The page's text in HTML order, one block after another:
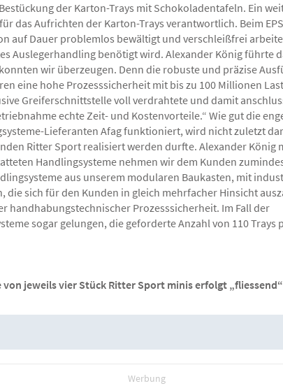
der Karton-Trays mit Schokoladentafeln. Ein
das Aufrichten der Karton-Trays verantwortlich. Beim
auf Dauer problemlos bewältigt und verschleißfrei
Auslegerhandling benötigt wird. Alexander König führte
wir überzeugen. Denn die robuste und präzise
eine hohe Prozesssicherheit mit bis zu 100 Millionen
Greiferschnittstelle voll verdrahtete und damit
echte Zeit- und Kostenvorteile.“ Wie gut die
Lieferanten Afag funktioniert, wird nicht zuletzt
Ritter Sport realisiert werden durfte. Alexander König
Handlingsysteme nehmen wir dem Kunden
aus unserem modularen Baukasten, mit
sich für den Kunden in gleich mehrfacher Hinsicht
Prozesssicherheit. Im Fall der
sogar gelungen, die geforderte Anzahl von 110 Trays
jeweils vier Stück Ritter Sport minis erfolgt
Werbung